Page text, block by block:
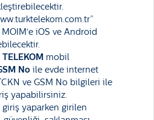
iOS ve Android
mobil
No ile evde internet
ve GSM No bilgileri ile
yapabilirsiniz.
giriş yaparken girilen